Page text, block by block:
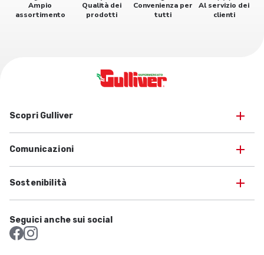
Ampio
assortimento
Qualità dei
prodotti
Convenienza per
tutti
Al servizio dei
clienti
Scopri Gulliver
Comunicazioni
Sostenibilità
Seguici anche sui social